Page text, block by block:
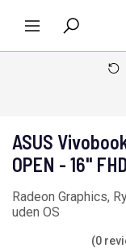
ASUS
OPEN - 16" FHD
Radeon Graphics,
uden OS
(0